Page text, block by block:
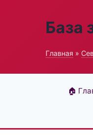
База
Главная »
🏠